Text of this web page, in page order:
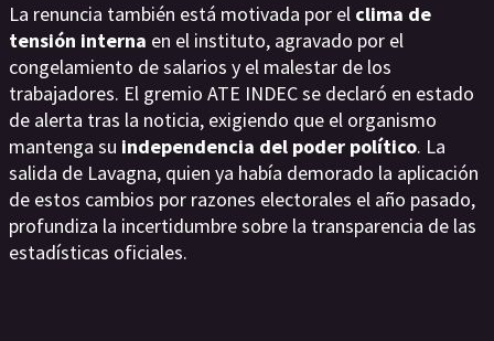
La renuncia también está motivada por el clima de
tensión interna en el instituto, agravado por el
congelamiento de salarios y el malestar de los
trabajadores. El gremio ATE INDEC se declaró en estado
de alerta tras la noticia, exigiendo que el organismo
mantenga su independencia del poder político. La
salida de Lavagna, quien ya había demorado la aplicación
de estos cambios por razones electorales el año pasado,
profundiza la incertidumbre sobre la transparencia de las
estadísticas oficiales.